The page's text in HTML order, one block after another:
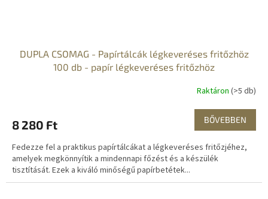
DUPLA CSOMAG - Papírtálcák légkeveréses fritőzhöz
100 db - papír légkeveréses fritőzhöz
Raktáron (>5 db)
8 280 Ft BŐVEBBEN
Fedezze fel a praktikus papírtálcákat a légkeveréses fritőzjéhez,
amelyek megkönnyítik a mindennapi főzést és a készülék
tisztítását. Ezek a kiváló minőségű papírbetétek...